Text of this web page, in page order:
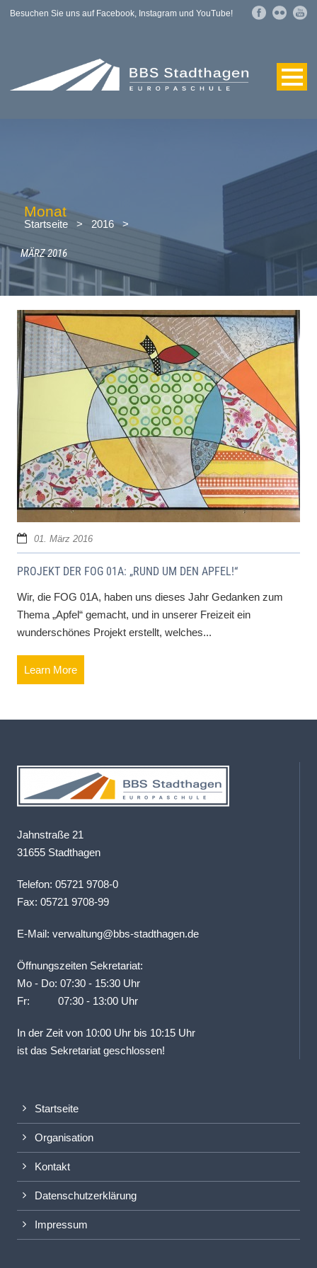
Besuchen Sie uns auf Facebook, Instagram und YouTube!
Monat
Startseite > 2016 >
MÄRZ 2016
01. März 2016
PROJEKT DER FOG 01A: „RUND UM DEN APFEL!“
Wir, die FOG 01A, haben uns dieses Jahr Gedanken zum
Thema „Apfel“ gemacht, und in unserer Freizeit ein
wunderschönes Projekt erstellt, welches...
Learn More
Jahnstraße 21
31655 Stadthagen
Telefon: 05721 9708-0
Fax: 05721 9708-99
E-Mail: verwaltung@bbs-stadthagen.de
Öffnungszeiten Sekretariat:
Mo - Do: 07:30 - 15:30 Uhr
Fr: 07:30 - 13:00 Uhr
In der Zeit von 10:00 Uhr bis 10:15 Uhr
ist das Sekretariat geschlossen!
Startseite
Organisation
Kontakt
Datenschutzerklärung
Impressum